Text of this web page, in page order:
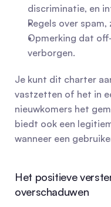
discriminatie, en
Regels over
Opmerking dat
verborgen.
Je kunt dit charter
vastzetten of het in
nieuwkomers het
biedt ook een
wanneer een
Het positieve
overschaduwen